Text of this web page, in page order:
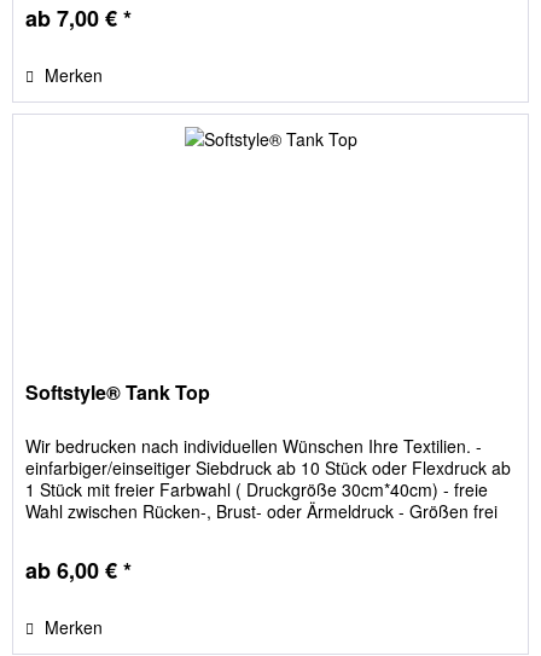
ab 7,00 € *
Merken
Softstyle® Tank Top
Wir bedrucken nach individuellen Wünschen Ihre Textilien. -
einfarbiger/einseitiger Siebdruck ab 10 Stück oder Flexdruck ab
1 Stück mit freier Farbwahl ( Druckgröße 30cm*40cm) - freie
Wahl zwischen Rücken-, Brust- oder Ärmeldruck - Größen frei
ab 6,00 € *
Merken